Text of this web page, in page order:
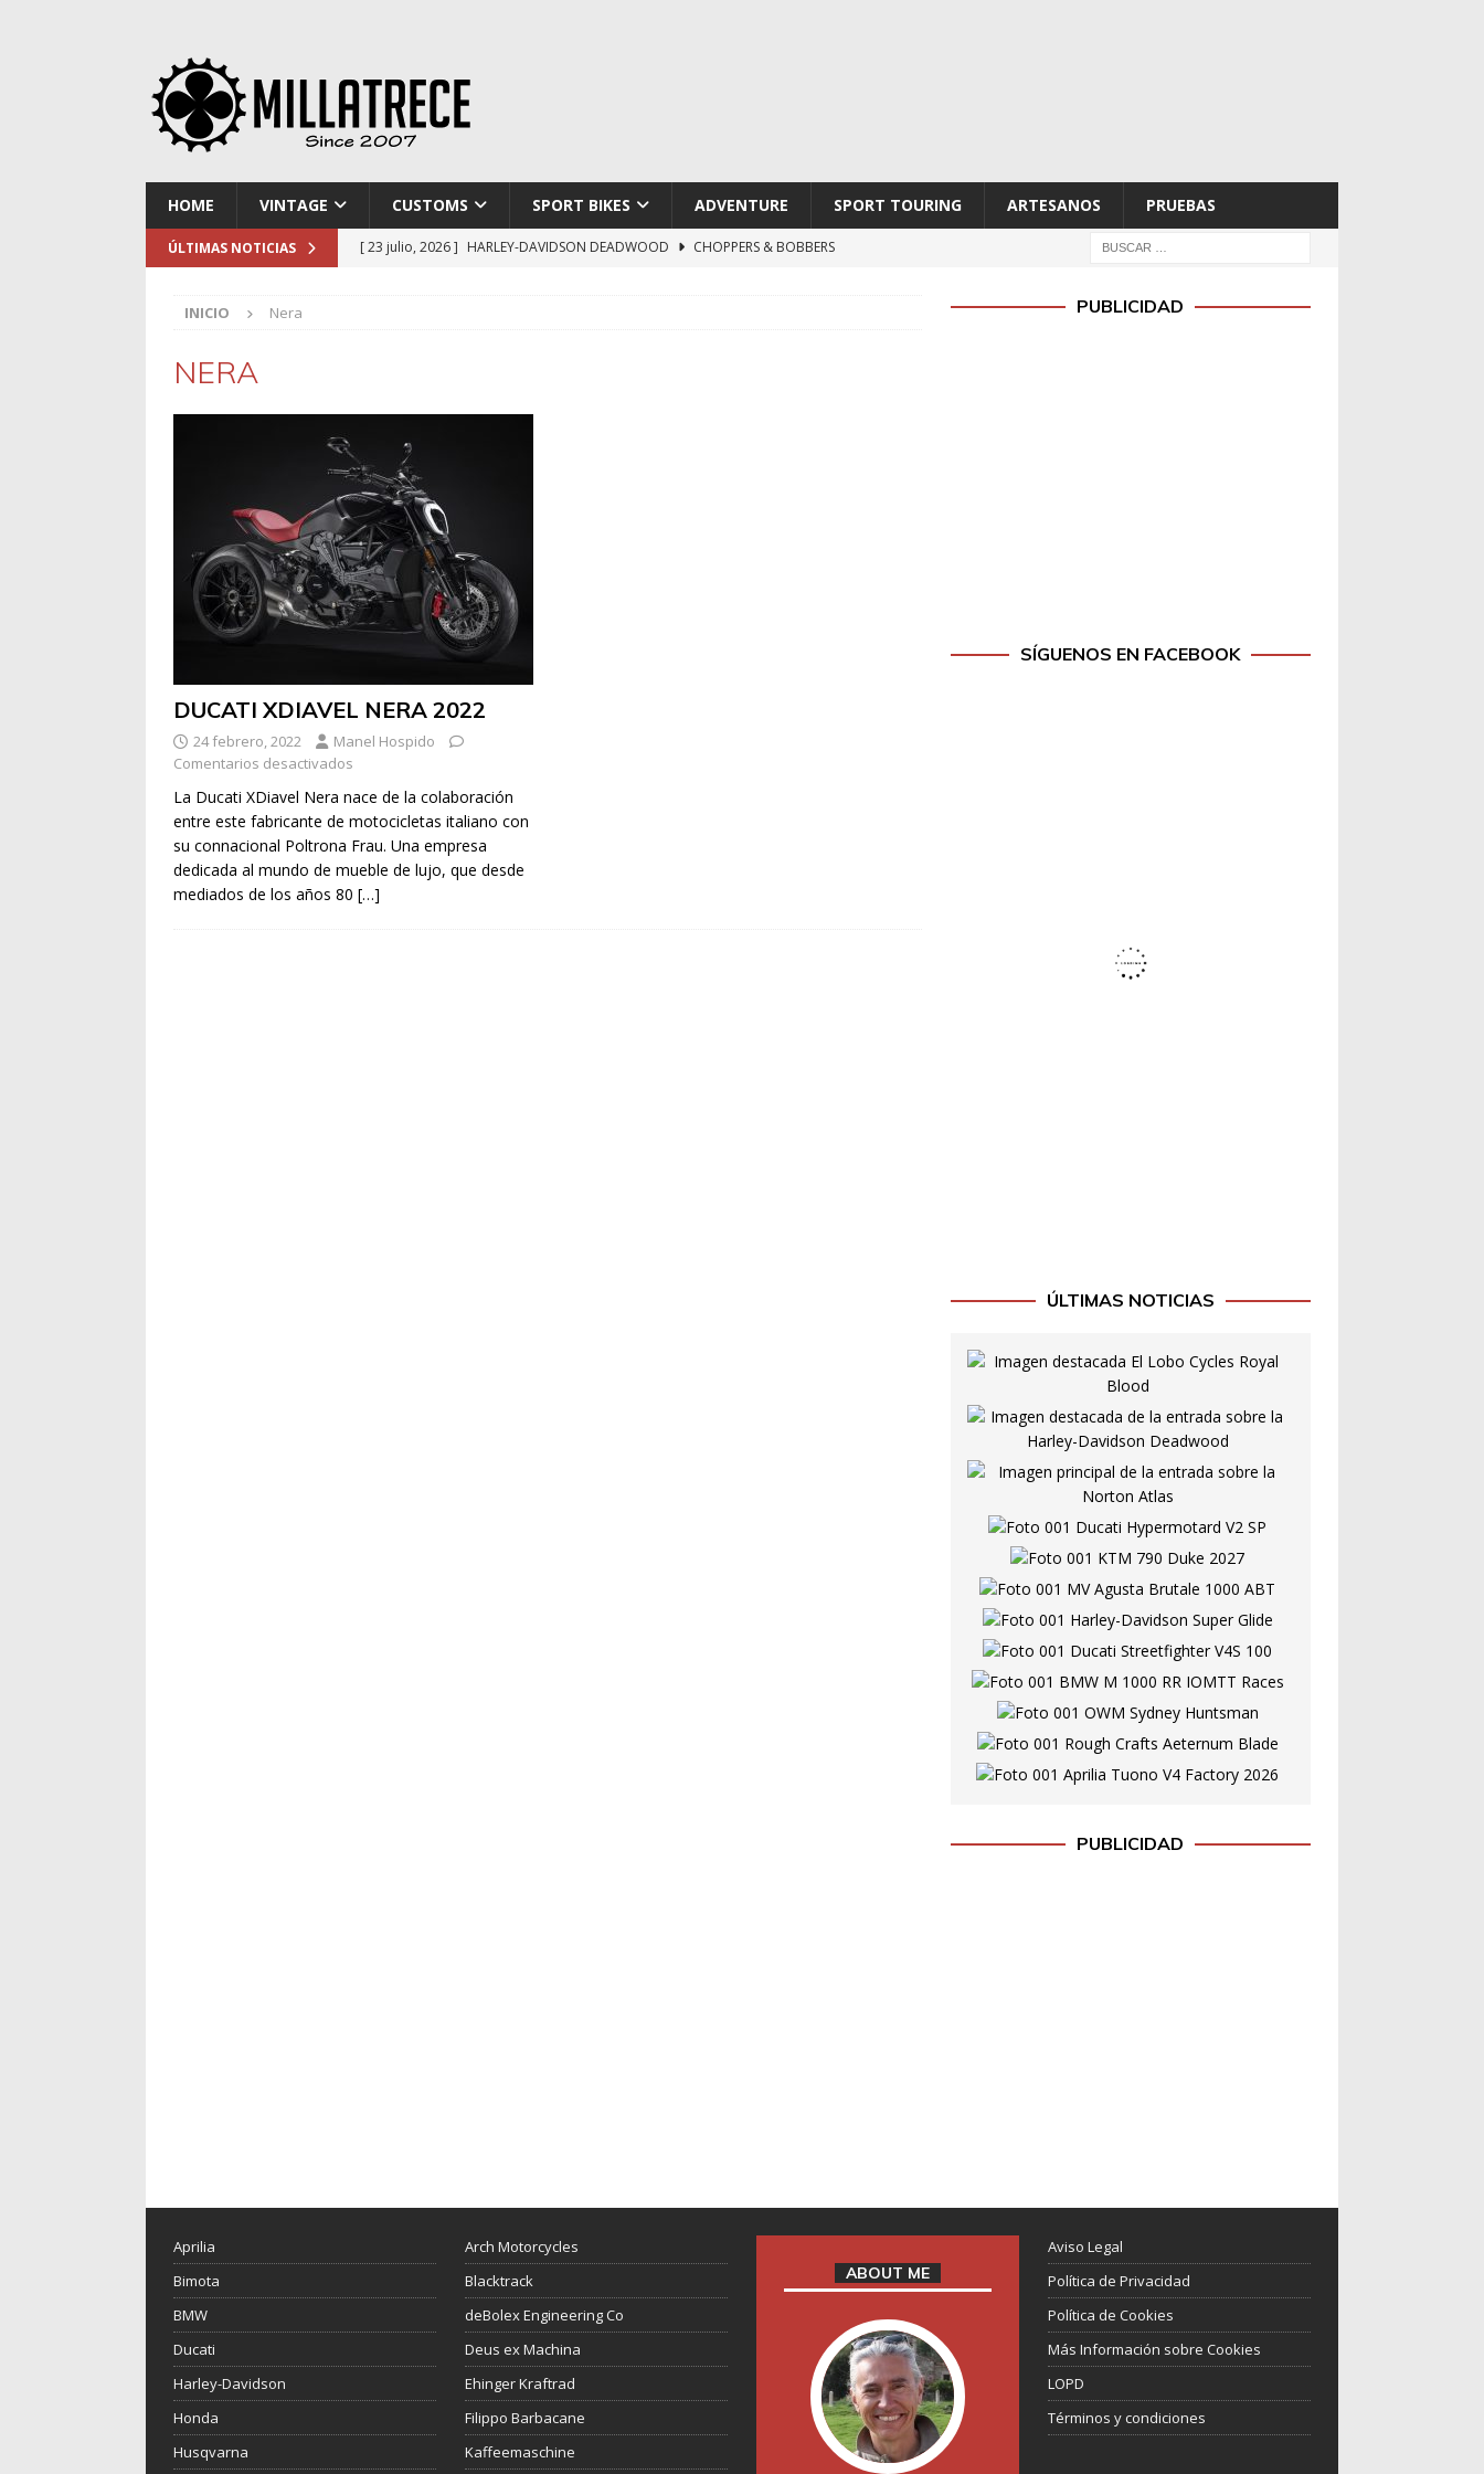
HOME VINTAGE CUSTOMS SPORT BIKES ADVENTURE SPORT TOURING ARTESANOS PRUEBAS
ÚLTIMAS NOTICIAS [ 23 julio, 2026 ] HARLEY-DAVIDSON DEADWOOD
CHOPPERS & BOBBERS
INICIO Nera
NERA
DUCATI XDIAVEL NERA 2022
24 febrero, 2022
Manel Hospido
Comentarios desactivados
La Ducati XDiavel Nera nace de la colaboración
entre este fabricante de motocicletas italiano con
su connacional Poltrona Frau. Una empresa
dedicada al mundo de mueble de lujo, que desde
mediados de los años 80 […]
PUBLICIDAD
SÍGUENOS EN FACEBOOK
ÚLTIMAS NOTICIAS
PUBLICIDAD
Aprilia
Bimota
BMW
Ducati
Harley-Davidson
Honda
Husqvarna
Arch Motorcycles
Blacktrack
deBolex Engineering Co
Deus ex Machina
Ehinger Kraftrad
Filippo Barbacane
Kaffeemaschine
ABOUT ME
Aviso Legal
Política de Privacidad
Política de Cookies
Más Información sobre Cookies
LOPD
Términos y condiciones